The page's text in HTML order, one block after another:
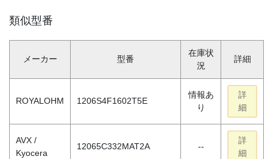
類似型番
メーカー 型番
在庫状
況
詳細
ROYALOHM 1206S4F1602T5E
情報あ
り
詳
細
AVX /
Kyocera
12065C332MAT2A --
詳
細